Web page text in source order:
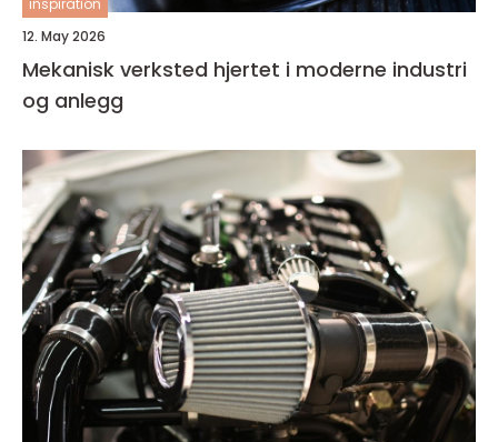
inspiration
12. May 2026
Mekanisk verksted hjertet i moderne industri
og anlegg